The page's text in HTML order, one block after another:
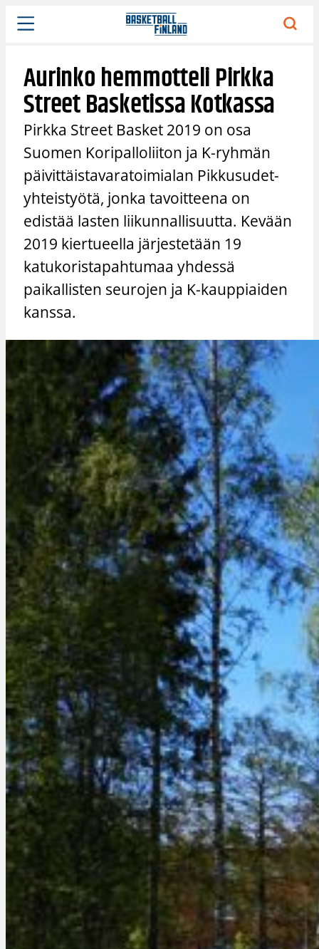
Siirry
sisältöön
Aurinko hemmotteli Pirkka
Street Basketissa Kotkassa
Pirkka Street Basket 2019 on osa
Suomen Koripalloliiton ja K-ryhmän
päivittäistavaratoimialan Pikkusudet-
yhteistyötä, jonka tavoitteena on
edistää lasten liikunnallisuutta. Kevään
2019 kiertueella järjestetään 19
katukoristapahtumaa yhdessä
paikallisten seurojen ja K-kauppiaiden
kanssa.